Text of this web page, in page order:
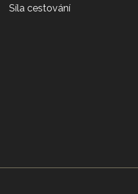
Síla cestování